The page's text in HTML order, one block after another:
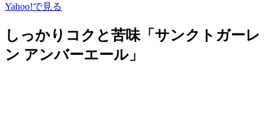
Yahoo!で見る
しっかりコクと苦味「サンクトガーレ
ン アンバーエール」